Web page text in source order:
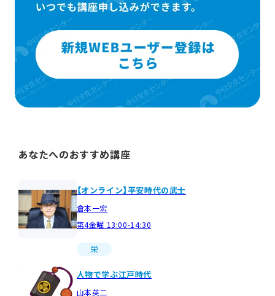
あなたへのおすすめ講座
【オンライン】平安時代の武士
倉本一宏
第4金曜 13:00-14:30
栄
人物で学ぶ江戸時代
山本英二